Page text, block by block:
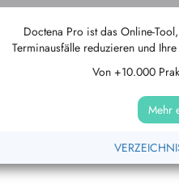
Doctena Pro ist das Online-
Terminausfälle reduzieren und
Von +10.000
Mehr